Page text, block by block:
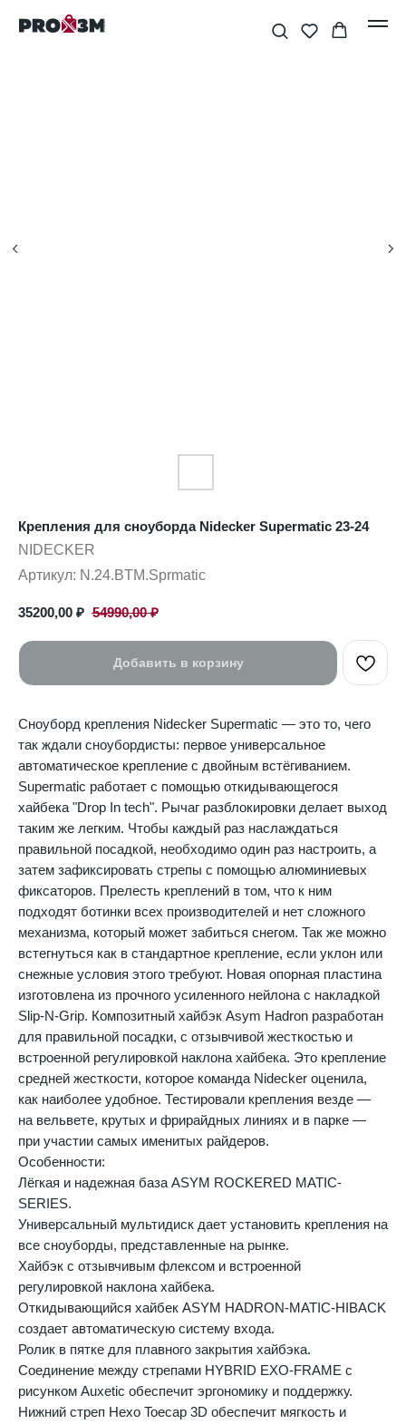
Крепления для сноуборда Nidecker Supermatic 23-24
NIDECKER
Артикул: N.24.BTM.Sprmatic
35200,00 ₽ 54990,00 ₽
Добавить в корзину
Сноуборд крепления Nidecker Supermatic — это то, чего
так ждали сноубордисты: первое универсальное
автоматическое крепление с двойным встёгиванием.
Supermatic работает с помощью откидывающегося
хайбека "Drop In tech". Рычаг разблокировки делает выход
таким же легким. Чтобы каждый раз наслаждаться
правильной посадкой, необходимо один раз настроить, а
затем зафиксировать стрепы с помощью алюминиевых
фиксаторов. Прелесть креплений в том, что к ним
подходят ботинки всех производителей и нет сложного
механизма, который может забиться снегом. Так же можно
встегнуться как в стандартное крепление, если уклон или
снежные условия этого требуют. Новая опорная пластина
изготовлена из прочного усиленного нейлона с накладкой
Slip-N-Grip. Композитный хайбэк Asym Hadron разработан
для правильной посадки, с отзывчивой жесткостью и
встроенной регулировкой наклона хайбека. Это крепление
средней жесткости, которое команда Nidecker оценила,
как наиболее удобное. Тестировали крепления везде —
на вельвете, крутых и фрирайдных линиях и в парке —
при участии самых именитых райдеров.
Особенности:
Лёгкая и надежная база ASYM ROCKERED MATIC-
SERIES.
Универсальный мультидиск дает установить крепления на
все сноуборды, представленные на рынке.
Хайбэк с отзывчивым флексом и встроенной
регулировкой наклона хайбека.
Откидывающийся хайбек ASYM HADRON-MATIC-HIBACK
создает автоматическую систему входа.
Ролик в пятке для плавного закрытия хайбэка.
Соединение между стрепами HYBRID EXO-FRAME с
рисунком Auxetic обеспечит эргономику и поддержку.
Нижний стреп Hexo Toecap 3D обеспечит мягкость и